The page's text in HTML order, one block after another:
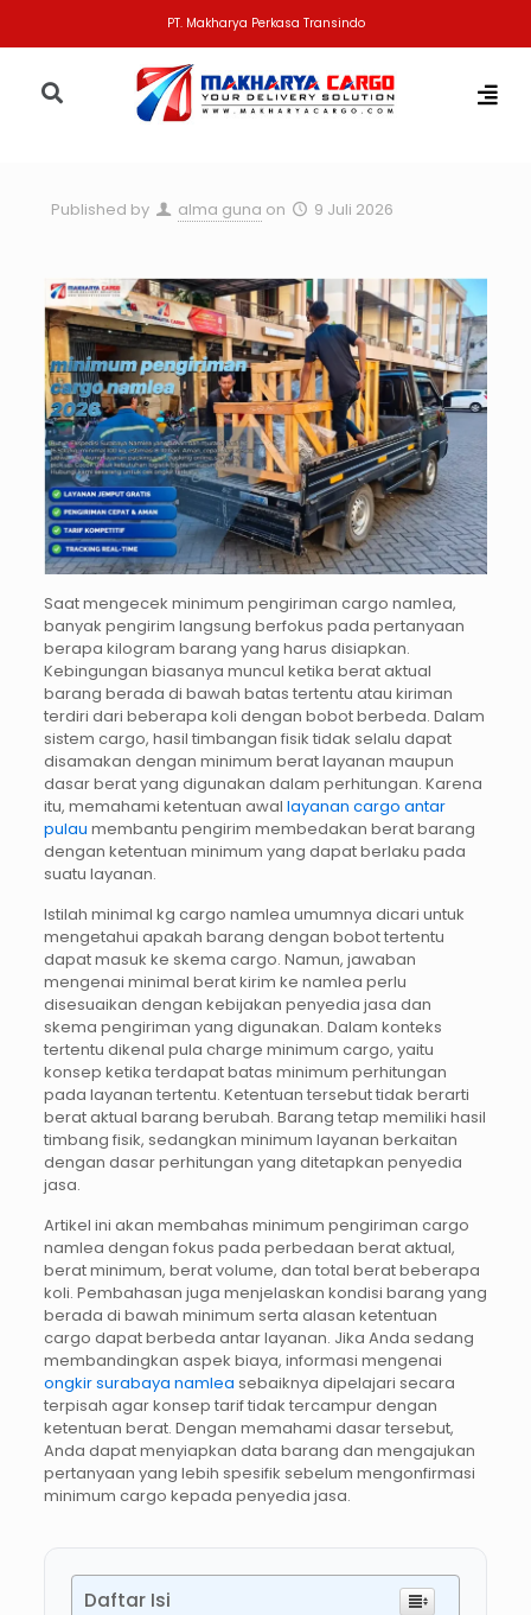
PT. Makharya Perkasa Transindo
Published by alma guna on 9 Juli 2026
Saat mengecek minimum pengiriman cargo namlea,
banyak pengirim langsung berfokus pada pertanyaan
berapa kilogram barang yang harus disiapkan.
Kebingungan biasanya muncul ketika berat aktual
barang berada di bawah batas tertentu atau kiriman
terdiri dari beberapa koli dengan bobot berbeda. Dalam
sistem cargo, hasil timbangan fisik tidak selalu dapat
disamakan dengan minimum berat layanan maupun
dasar berat yang digunakan dalam perhitungan. Karena
itu, memahami ketentuan awal layanan cargo antar
pulau membantu pengirim membedakan berat barang
dengan ketentuan minimum yang dapat berlaku pada
suatu layanan.
Istilah minimal kg cargo namlea umumnya dicari untuk
mengetahui apakah barang dengan bobot tertentu
dapat masuk ke skema cargo. Namun, jawaban
mengenai minimal berat kirim ke namlea perlu
disesuaikan dengan kebijakan penyedia jasa dan
skema pengiriman yang digunakan. Dalam konteks
tertentu dikenal pula charge minimum cargo, yaitu
konsep ketika terdapat batas minimum perhitungan
pada layanan tertentu. Ketentuan tersebut tidak berarti
berat aktual barang berubah. Barang tetap memiliki hasil
timbang fisik, sedangkan minimum layanan berkaitan
dengan dasar perhitungan yang ditetapkan penyedia
jasa.
Artikel ini akan membahas minimum pengiriman cargo
namlea dengan fokus pada perbedaan berat aktual,
berat minimum, berat volume, dan total berat beberapa
koli. Pembahasan juga menjelaskan kondisi barang yang
berada di bawah minimum serta alasan ketentuan
cargo dapat berbeda antar layanan. Jika Anda sedang
membandingkan aspek biaya, informasi mengenai
ongkir surabaya namlea sebaiknya dipelajari secara
terpisah agar konsep tarif tidak tercampur dengan
ketentuan berat. Dengan memahami dasar tersebut,
Anda dapat menyiapkan data barang dan mengajukan
pertanyaan yang lebih spesifik sebelum mengonfirmasi
minimum cargo kepada penyedia jasa.
Daftar Isi